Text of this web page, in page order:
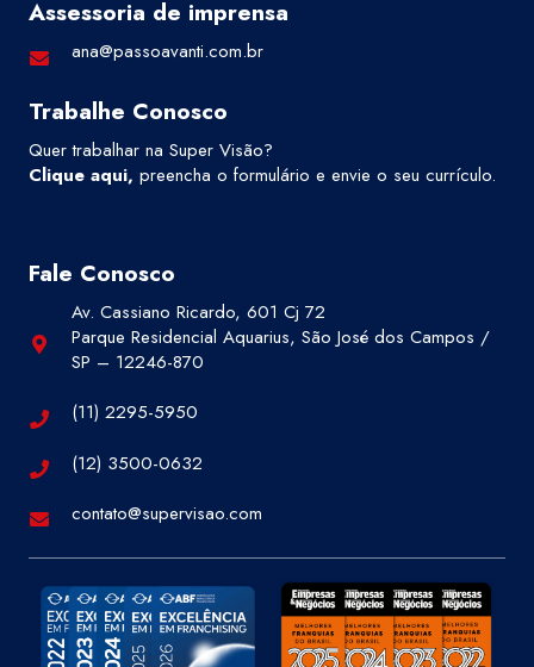
Assessoria de imprensa
ana@passoavanti.com.br
Trabalhe Conosco
Quer trabalhar na Super Visão?
Clique aqui, preencha o formulário e envie o seu currículo.
Fale Conosco
Av. Cassiano Ricardo, 601 Cj 72
Parque Residencial Aquarius, São José dos Campos /
SP – 12246-870
(11) 2295-5950
(12) 3500-0632
contato@supervisao.com